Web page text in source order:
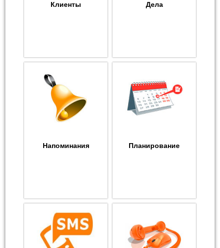
Клиенты Дела
Напоминания Планирование